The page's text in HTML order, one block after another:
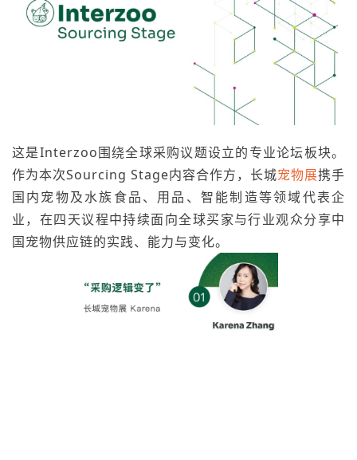
这是Interzoo围绕全球采购议题设立的专业论坛板块。
作为本次Sourcing Stage内容合作方，长城宠物展携手
国内宠物及水族食品、用品、智能制造等领域代表企
业，在四天议程中持续面向全球买家与行业观众分享中
国宠物供应链的实践、能力与变化。